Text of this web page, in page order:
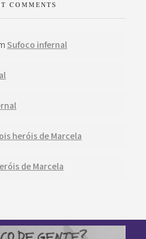
COMMENTS
Sufoco infernal
heróis de Marcela
de Marcela